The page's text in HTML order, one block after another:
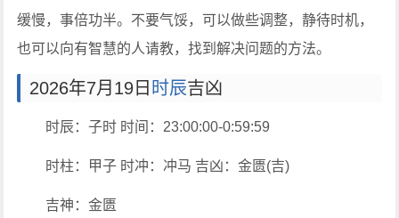
缓慢，事倍功半。不要气馁，可以做些调整，静待时机，
也可以向有智慧的人请教，找到解决问题的方法。
2026年7月19日 时辰吉凶
时辰：子时 时间：23:00:00-0:59:59
时柱：甲子 时冲：冲马 吉凶：金匮(吉)
吉神：金匮